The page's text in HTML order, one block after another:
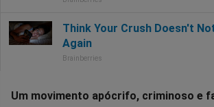
Um movimento apócrifo, criminoso e